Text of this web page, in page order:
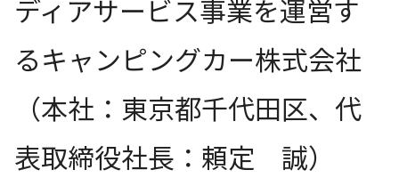
ディアサービス事業を運営す
るキャンピングカー株式会社
（本社：東京都千代田区、代
表取締役社長：頼定 誠）